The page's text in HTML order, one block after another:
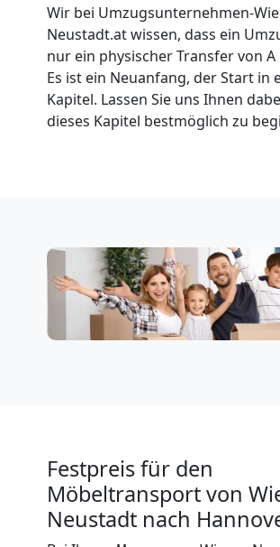
Wir bei Umzugsunternehmen-
Neustadt.at wissen, dass ein
nur ein physischer Transfer von A
Es ist ein Neuanfang, der Start in
Kapitel. Lassen Sie uns Ihnen
dieses Kapitel bestmöglich zu
Festpreis für den
Möbeltransport von
Neustadt nach
Klaviertransport
Wiener
Wiener
Neustadt
Wiener